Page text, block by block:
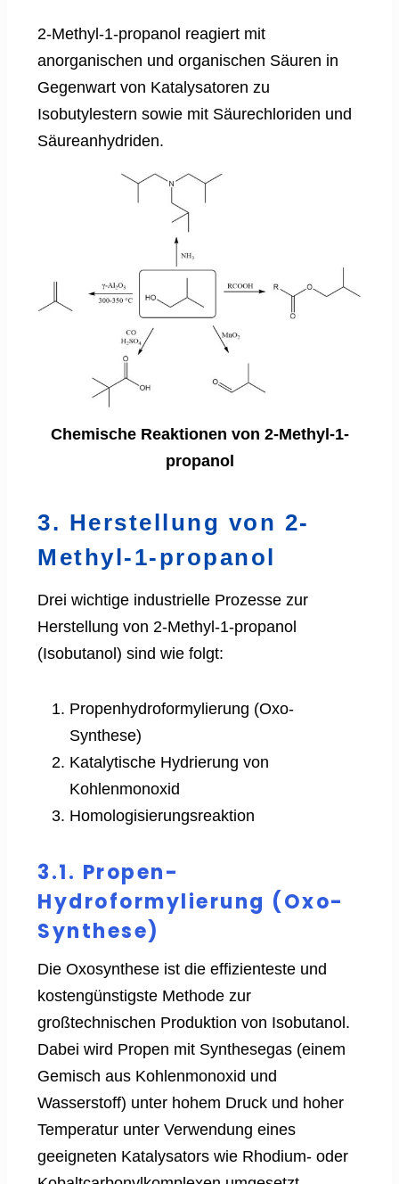
2-Methyl-1-propanol reagiert mit
anorganischen und organischen Säuren in
Gegenwart von Katalysatoren zu
Isobutylestern sowie mit Säurechloriden und
Säureanhydriden.
Chemische Reaktionen von 2-Methyl-1-
propanol
3. Herstellung von 2-
Methyl-1-propanol
Drei wichtige industrielle Prozesse zur
Herstellung von 2-Methyl-1-propanol
(Isobutanol) sind wie folgt:
Propenhydroformylierung (Oxo-
Synthese)
Katalytische Hydrierung von
Kohlenmonoxid
Homologisierungsreaktion
3.1. Propen-
Hydroformylierung (Oxo-
Synthese)
Die Oxosynthese ist die effizienteste und
kostengünstigste Methode zur
großtechnischen Produktion von Isobutanol.
Dabei wird Propen mit Synthesegas (einem
Gemisch aus Kohlenmonoxid und
Wasserstoff) unter hohem Druck und hoher
Temperatur unter Verwendung eines
geeigneten Katalysators wie Rhodium- oder